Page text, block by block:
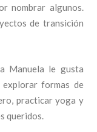
nombrar algunos.
de transición
Manuela le gusta
formas de
practicar yoga y
queridos.